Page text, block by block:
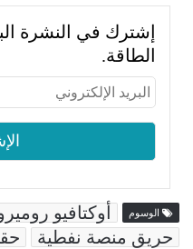
إشترك في النشرة
الطاقة.
الوسوم أوكتافيو
حريق منصة نفطية